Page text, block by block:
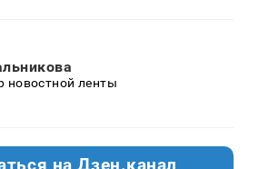
новостной ленты